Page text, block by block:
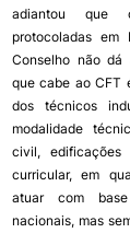
adiantou que
protocoladas em
Conselho não dá
que cabe ao CFT
dos técnicos
modalidade
civil,
curricular, em
atuar com
nacionais, mas